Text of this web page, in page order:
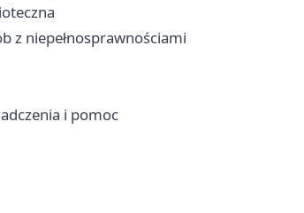
z niepełnosprawnościami
i pomoc